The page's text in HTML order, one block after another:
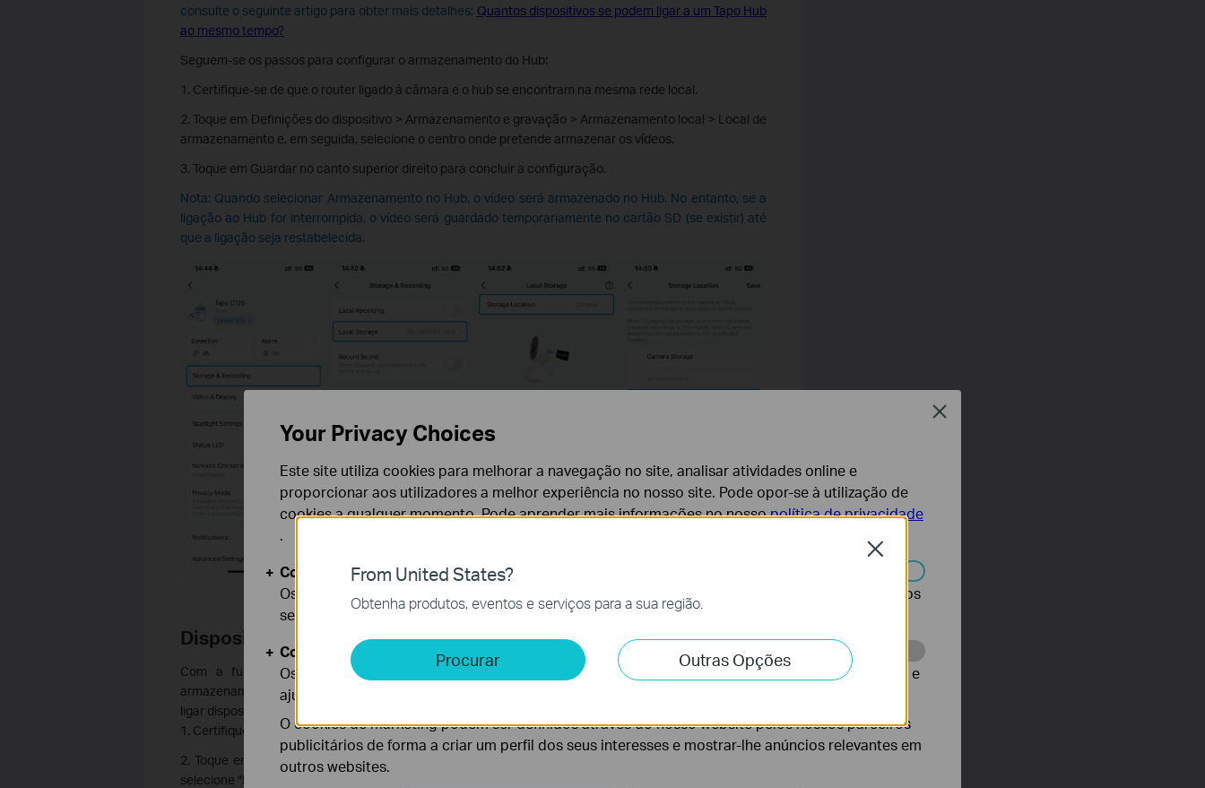
consulte o seguinte artigo para obter mais detalhes: Quantos dispositivos se podem ligar a um Tapo Hub
ao mesmo tempo?
Seguem-se os passos para configurar o armazenamento do Hub:
1. Certifique-se de que o router ligado à câmara e o hub se encontram na mesma rede local.
2. Toque em Definições do dispositivo > Armazenamento e gravação > Armazenamento local > Local de
armazenamento e, em seguida, selecione o centro onde pretende armazenar os vídeos.
3. Toque em Guardar no canto superior direito para concluir a configuração.
Nota: Quando selecionar Armazenamento no Hub, o vídeo será armazenado no Hub. No entanto, se a
ligação ao Hub for interrompida, o vídeo será guardado temporariamente no cartão SD (se existir) até
que a ligação seja restabelecida.
Dispositivos Ligados
Com a funcionalidade Dispositivos ligados, pode configurar a cópia de segurança Wi-Fi e o
armazenamento do hub num único local. Pode não só configurar um novo dispositivo como também
ligar dispositivos Wi-Fi existentes.
1. Certifique-se de que a câmara e o Hub estão ligados à mesma rede local.
2. Toque em Hub > Dispositivos ligados e, em seguida, toque no ícone "+" no canto superior direito e
selecione "Ligar dispositivos existentes".
From United States?
Obtenha produtos, eventos e serviços para a sua região.
Procurar Outras Opções
Close
Your Privacy Choices
Este site utiliza cookies para melhorar a navegação no site, analisar atividades online e
proporcionar aos utilizadores a melhor experiência no nosso site. Pode opor-se à utilização de
cookies a qualquer momento. Pode aprender mais informações no nossopolítica de privacidade
.
Cookies Básicos
Os cookies são necessários para o funcionamento do website e não podem ser desativados nos
seus sistemas.
Cookies de Análise e Marketing
Os cookies de analise permite-nos analisar as suas atividades no nosso website para melhorar e
ajustar a funcionalidade do nosso website.
O cookies de marketing podem ser definidos através do nosso website pelos nossos parceiros
publicitários de forma a criar um perfil dos seus interesses e mostrar-lhe anúncios relevantes em
outros websites.
Close